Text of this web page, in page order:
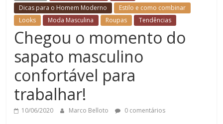
Dicas para o Homem Moderno
Estilo e como combinar
Looks
Moda Masculina Roupas Tendências
Chegou o momento do
sapato masculino
confortável para
trabalhar!
10/06/2020 Marco Belloto 0 comentários